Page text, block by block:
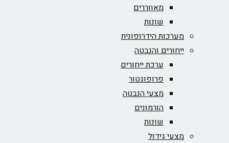
מאווררים
שונות
מערכות הידרופונית
ייחורים והנבטה
ערכת ייחורים
פרופוגטור
מצעי הנבטה
הורמונים
שונות
מצעי גידול